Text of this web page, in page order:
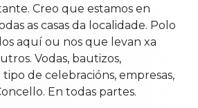
Creo que estamos en
as casas da localidade. Polo
aquí ou nos que levan xa
Vodas, bautizos,
de celebracións, empresas,
En todas partes.